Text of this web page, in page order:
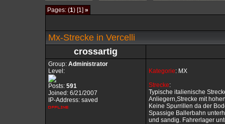
Pages: (1) [1] »
Mx-Strecke in Vercelli
crossartig
Group: Administrator
Level:
Posts: 591
Joined: 6/21/2007
IP-Address: saved
Kategorie: MX
Strecke:
Typische italienische
Anliegern,Strecke mit
Keine Spurrillen da der
Spassige Ballerbahn
und sandig. Fahrerlager